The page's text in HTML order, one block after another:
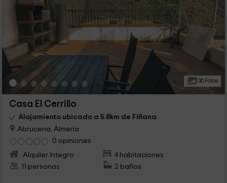
30 Fotos
Casa El Cerrillo
Alojamiento ubicado a 5.8km de Fiñana
Abrucena, Almería
0 opiniones
Alquiler íntegro
4 habitaciones
11 personas
2 baños